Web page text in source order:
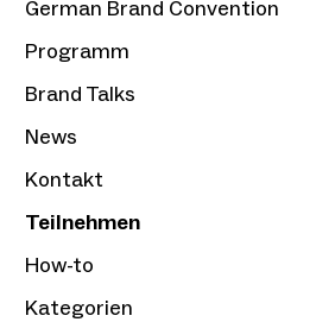
German Brand Convention
Programm
Brand Talks
News
Kontakt
Teilnehmen
How-to
Kategorien